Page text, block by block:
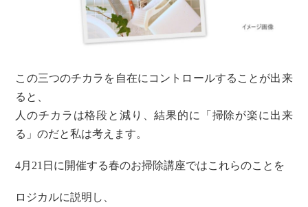
この三つのチカラを自在にコントロールすることが出来
ると、
人のチカラは格段と減り、結果的に「掃除が楽に出来
る」のだと私は考えます。
4月21日に開催する春のお掃除講座ではこれらのことを
ロジカルに説明し、